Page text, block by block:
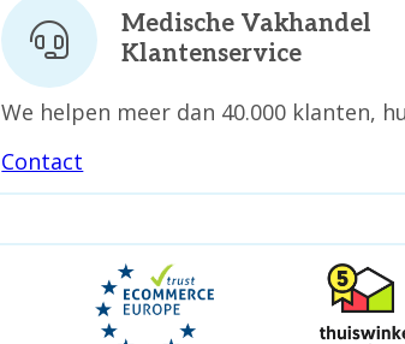
Medische Vakhandel
Klantenservice
We helpen meer dan 40.000 klanten,
Contact